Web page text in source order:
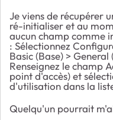
Je viens de récupérer
ré-initialiser et au
aucun champ comme
: Sélectionnez
Basic(Base) >General
Renseignez le champ
point d'accès) et
d'utilisation dans la
Quelqu'un pourrait